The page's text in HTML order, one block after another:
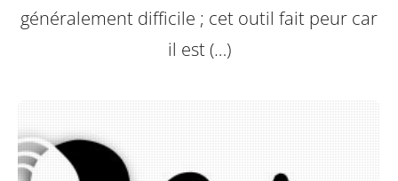
généralement difficile ; cet outil fait peur car
il est (…)